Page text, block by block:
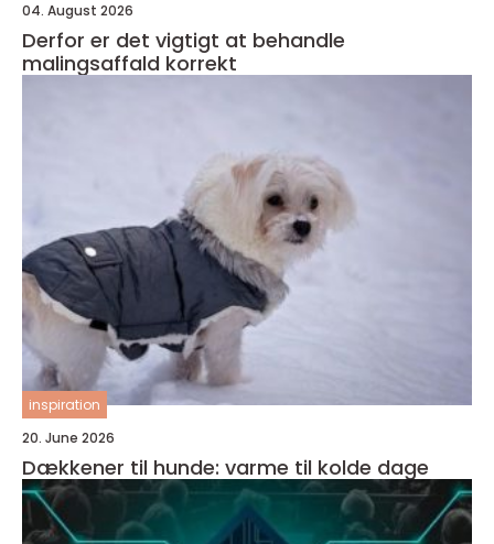
04. August 2026
Derfor er det vigtigt at behandle
malingsaffald korrekt
inspiration
20. June 2026
Dækkener til hunde: varme til kolde dage